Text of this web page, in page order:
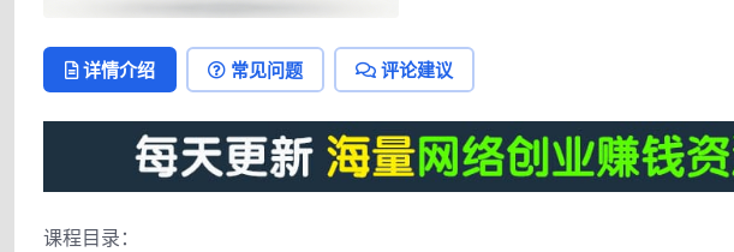
详情介绍 常见问题 评论建议
课程目录：